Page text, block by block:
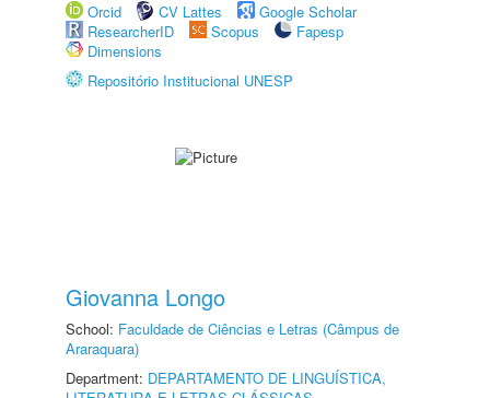
Orcid
CV Lattes
Google Scholar
ResearcherID
Scopus
Fapesp
Dimensions
Repositório Institucional UNESP
Giovanna Longo
School: Faculdade de Ciências e Letras (Câmpus de
Araraquara)
Department: DEPARTAMENTO DE LINGUÍSTICA,